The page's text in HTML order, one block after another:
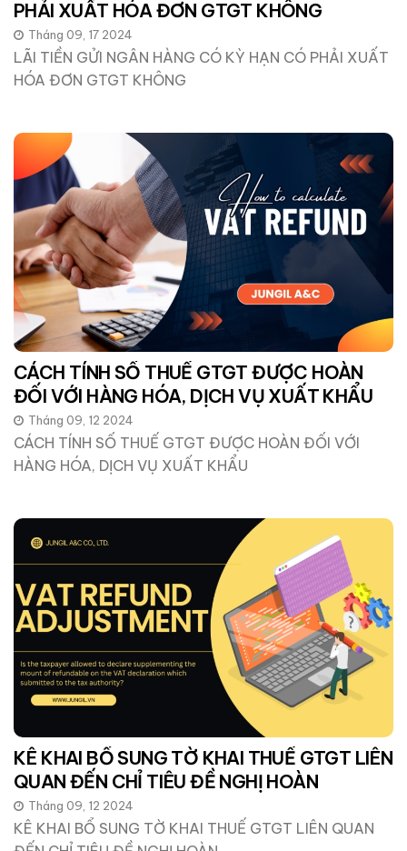
PHẢI XUẤT HÓA ĐƠN GTGT KHÔNG
Tháng 09, 17 2024
LÃI TIỀN GỬI NGÂN HÀNG CÓ KỲ HẠN CÓ PHẢI XUẤT
HÓA ĐƠN GTGT KHÔNG
CÁCH TÍNH SỐ THUẾ GTGT ĐƯỢC HOÀN
ĐỐI VỚI HÀNG HÓA, DỊCH VỤ XUẤT KHẨU
Tháng 09, 12 2024
CÁCH TÍNH SỐ THUẾ GTGT ĐƯỢC HOÀN ĐỐI VỚI
HÀNG HÓA, DỊCH VỤ XUẤT KHẨU
KÊ KHAI BỔ SUNG TỜ KHAI THUẾ GTGT LIÊN
QUAN ĐẾN CHỈ TIÊU ĐỀ NGHỊ HOÀN
Tháng 09, 12 2024
KÊ KHAI BỔ SUNG TỜ KHAI THUẾ GTGT LIÊN QUAN